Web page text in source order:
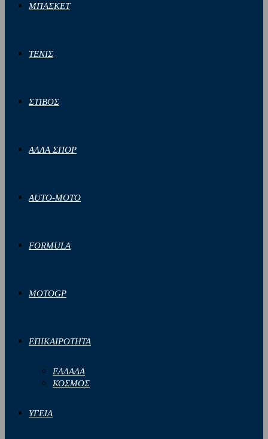
ΜΠΑΣΚΕΤ
ΤΕΝΙΣ
ΣΤΙΒΟΣ
ΑΛΛΑ ΣΠΟΡ
AUTO-MOTO
FORMULA
MOTOGP
ΕΠΙΚΑΙΡΟΤΗΤΑ
ΕΛΛΑΔΑ
ΚΟΣΜΟΣ
ΥΓΕΙΑ